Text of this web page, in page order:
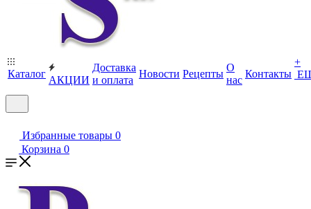
Каталог
АКЦИИ
Доставка
и оплата
Новости Рецепты
О
нас
Контакты
+
Избранные товары 0
Корзина 0